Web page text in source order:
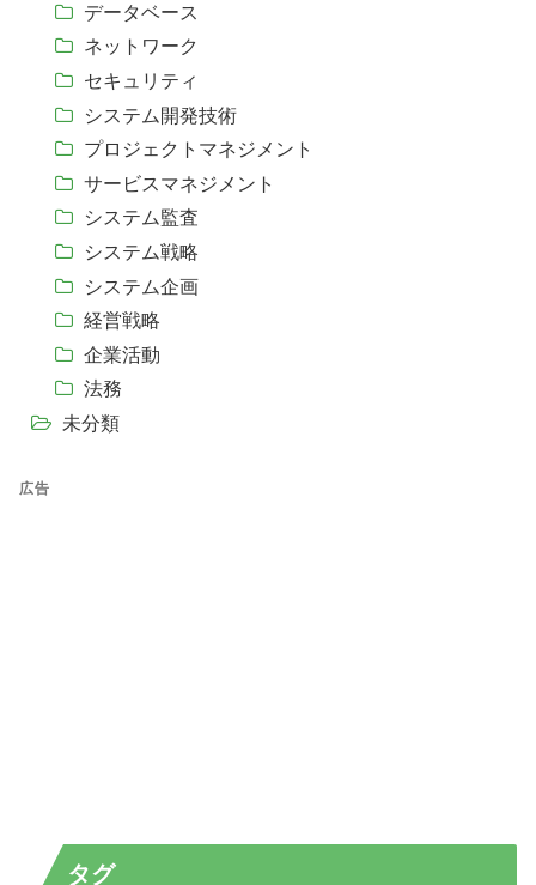
データベース
ネットワーク
セキュリティ
システム開発技術
プロジェクトマネジメント
サービスマネジメント
システム監査
システム戦略
システム企画
経営戦略
企業活動
法務
未分類
広告
タグ